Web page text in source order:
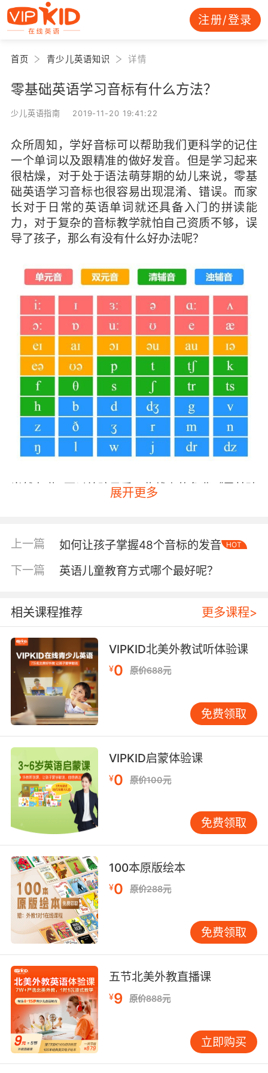
注册/登录
首页 青少儿英语知识 详情
零基础英语学习音标有什么方法？
少儿英语指南 2019-11-20 19:41:22
众所周知，学好音标可以帮助我们更科学的记住
一个单词以及跟精准的做好发音。但是学习起来
很枯燥，对于处于语法萌芽期的幼儿来说，零基
础英语学习音标也很容易出现混淆、错误。而家
长对于日常的英语单词就还具备入门的拼读能
力，对于复杂的音标教学就怕自己资质不够，误
导了孩子，那么有没有什么好办法呢？
当然有啦~可以给孩子看一些线上的免费《零基础
但遇到家长拿不准的音，怕误导了孩子，可以给
孩子报一些在线一对一辅导的英语学习平台。这
些平台聘请的就是来自北美当地的专业外教，具
视频掌握孩子发音的唇形，纠正孩子的如何正确
的发音，效果比我们家长教更为直观。
另在线英语学习平台配有先进的教材，比家长自
己搜罗下来的音标学习视频更富有针对性，能够
对孩子在音标学习里面有一个系统的进阶过程。
让孩子先学会掌握入门的元音，再根据一定词汇
量的练习加以巩固，让孩子学以致用，真正学会
自己去拼读陌生的单词，领悟其中的微妙之处。
最后，外教老师也会通过不同的教具学习音标成
为一件有趣的事，让孩子在与外教的真实互动中
通过生动有趣的方式加深对音标的印象，像熟记
26个字母那样去熟记48个音标。目前在线学英语
平台的方式已经十分完善，家长可以放心把孩子
学英语的重任委托给他们。
展开更多
上一篇 如何让孩子掌握48个音标的发音 HOT
下一篇 英语儿童教育方式哪个最好呢？
相关课程推荐 更多课程>
VIPKID北美外教试听体验课
¥0 原价688元
免费领取
VIPKID启蒙体验课
¥0 原价100元
免费领取
100本原版绘本
¥0 原价288元
免费领取
五节北美外教直播课
¥9 原价888元
立即购买